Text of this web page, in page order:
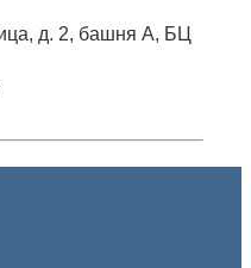
д. 2, башня А, БЦ